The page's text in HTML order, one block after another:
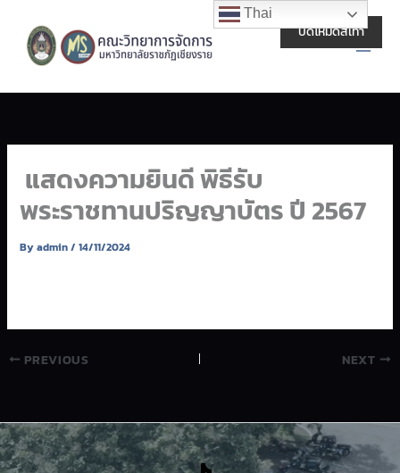
content
Main
แสดงความยินดี พิธีรับ
พระราชทานปริญญาบัตร ปี 2567
Byadmin/14/11/2024
PREVIOUS NEXT
Thai
ปิดโหมดสีเทา